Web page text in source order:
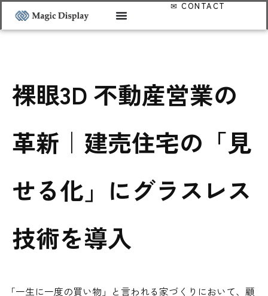
裸眼3D 不動産営業の
革新｜建売住宅の「見
せる化」にグラスレス
技術を導入
「一生に一度の買い物」と言われる家づくりにおいて、顧